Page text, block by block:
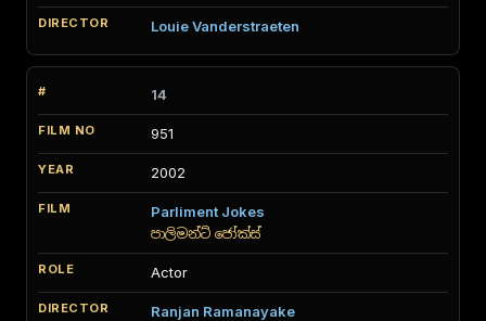
Louie Vanderstraeten
14
951
2002
Parliment Jokes
පාලිමන්ට් ජෝක්ස්
Actor
Ranjan Ramanayake